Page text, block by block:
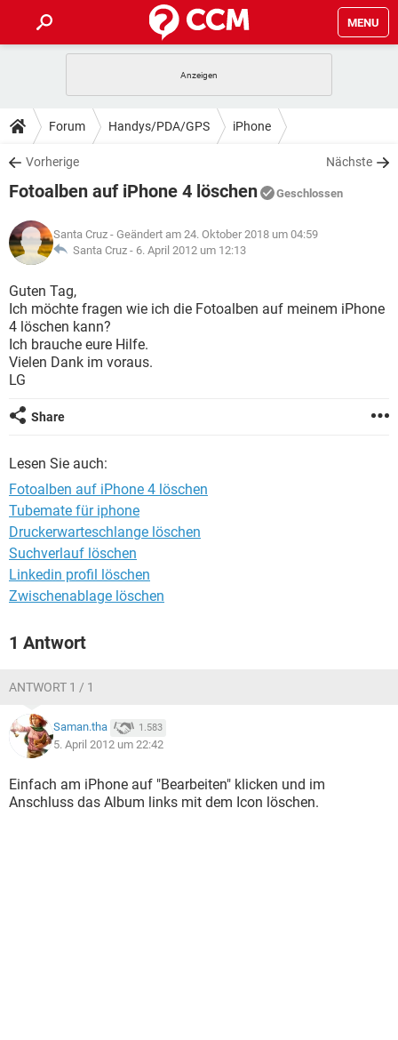
MENU
ANDROID IOS
WINDOWS 10
WHATSAPP TIKTOK
FACEBOOK
TIPPS & TRICKS
SPIELE STREAMING
WHATSAPP TIKTOK
FACEBOOK
DOWNLOADS
SPIELE STREAMING
ANDROID
WINDOWS 10 INSTAGRAM
WHATSAPP
FACEBOOK HARDWARE
SPIELE STREAMING
ANDROID
WINDOWS 10
WHATSAPP
FACEBOOK
LEXIKON
SPIELE
ANDROID IOS
WINDOWS 10
WHATSAPP
FACEBOOK
Forum Handys/PDA/GPS iPhone
Vorherige Nächste
Fotoalben auf iPhone 4 löschen Geschlossen
Santa Cruz - Geändert am 24. Oktober 2018 um 04:59
Santa Cruz - 6. April 2012 um 12:13
Guten Tag,
Ich möchte fragen wie ich die Fotoalben auf meinem iPhone
4 löschen kann?
Ich brauche eure Hilfe.
Vielen Dank im voraus.
LG
Share
Lesen Sie auch:
Fotoalben auf iPhone 4 löschen
Tubemate für iphone
Druckerwarteschlange löschen
Suchverlauf löschen
Linkedin profil löschen
Zwischenablage löschen
1 Antwort
ANTWORT 1 / 1
Saman.tha 1.583
5. April 2012 um 22:42
Einfach am iPhone auf "Bearbeiten" klicken und im
Anschluss das Album links mit dem Icon löschen.